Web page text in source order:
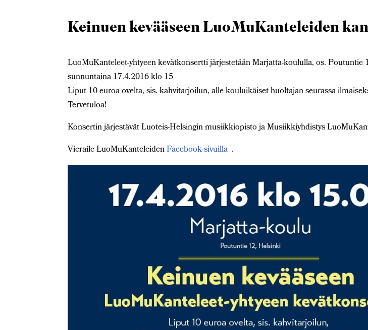
Keinuen kevääseen LuoMuKanteleiden
LuoMuKanteleet-yhtyeen kevätkonsertti järjestetään Marjatta-koululla, os. Poutuntie
sunnuntaina 17.4.2016 klo 15
Liput 10 euroa ovelta, sis. kahvitarjoilun, alle kouluikäiset huoltajan seurassa
Tervetuloa!
Konsertin järjestävät Luoteis-Helsingin musiikkiopisto ja Musiikkiyhdistys
Vieraile LuoMuKanteleidenFacebook-sivuilla .